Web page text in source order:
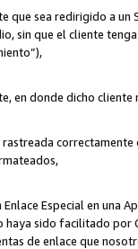
sea redirigido a un
sin que el cliente
en donde dicho
Especial en una
haya sido facilitado
de enlace que